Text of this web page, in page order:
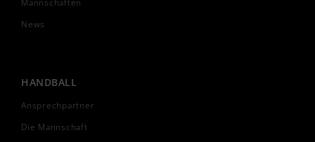
Mannschaften
News
HANDBALL
Ansprechpartner
Die Mannschaft